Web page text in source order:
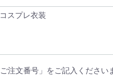
注文番号」をご記入ください